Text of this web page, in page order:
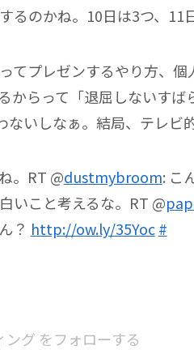
るのかね。10日は3つ、11
てプレゼンするやり方、個
からって「退屈しないすば
いしなぁ。結局、テレビ
。RT @dustmybroom: こ
いこと考えるな。RT @
？ http://ow.ly/35Yoc #
グ をフォローする